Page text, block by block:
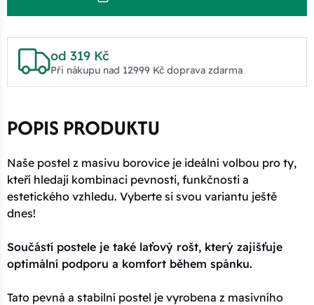
od 319 Kč
Při nákupu nad 12999 Kč doprava zdarma
POPIS PRODUKTU
Naše postel z masivu borovice je ideální volbou pro ty,
kteří hledají kombinaci pevnosti, funkčnosti a
estetického vzhledu. Vyberte si svou variantu ještě
dnes!
Součástí postele je také laťový rošt, který zajišťuje
optimální podporu a komfort během spánku.
Tato pevná a stabilní postel je vyrobena z masivního